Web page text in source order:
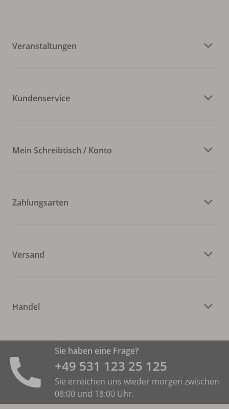
Veranstaltungen
Kundenservice
Mein Schreibtisch / Konto
Zahlungsarten
Versand
Handel
Sie haben eine Frage?
+49 531 ­123 25 125
Sie erreichen uns wieder morgen zwischen
08:00 und 18:00 Uhr.